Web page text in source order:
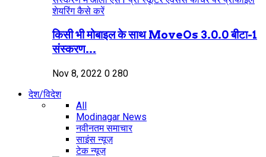
किसी भी मोबाइल के साथ MoveOs 3.0.0 बीटा-1
संस्करण...
Nov 8, 2022 0 280
देश/विदेश
All
Modinagar News
नवीनतम समाचार
साइंस न्यूज़
टेक न्यूज़